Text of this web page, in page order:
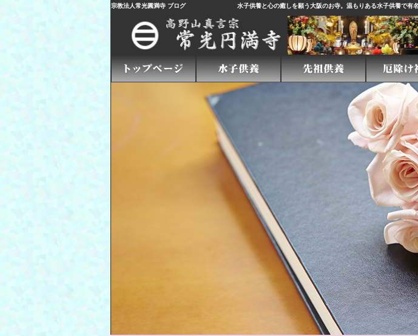
宗教法人常光圓満寺 ブログ 水子供養と心の癒しを願う大阪のお寺。温もりある水子供養で有